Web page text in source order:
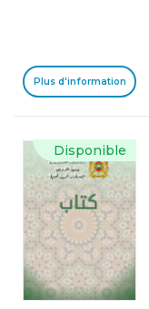
Plus d'information
Disponible